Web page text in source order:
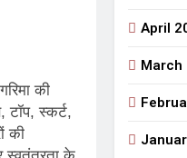
का जन्म महोत्सव का भव्य आयोजन
राजनीतिक
के हाथों में लहराने वाला डंडा
की
टॉप, स्कर्ट,
की
April
March